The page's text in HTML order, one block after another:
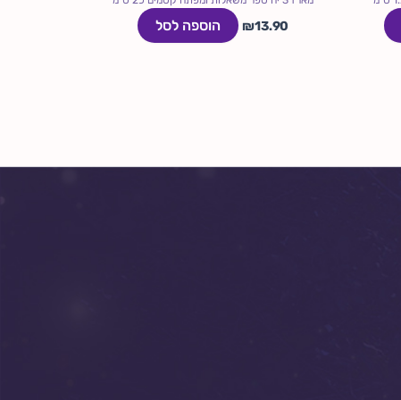
₪13.90 הוספה לסל